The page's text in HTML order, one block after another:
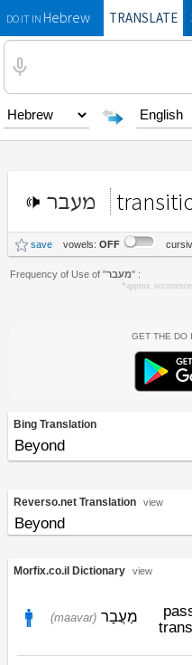
DO IT INHebrewTRANSLATE
מעבר
save vowels: OFF
Frequency of Use of "מעבר" :
*approx.
Get the Do
Bing Translation
Beyond
Reverso.net Translation view
Beyond
Morfix.co.il Dictionary view
(maavar) מַעֲבָר